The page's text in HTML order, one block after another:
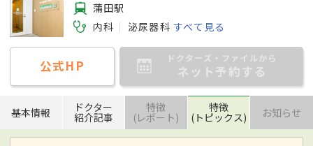
蒲田駅
内科
泌尿器科 すべて見る
公式HP ドクターズ・ファイルから
ネット予約する
基本情報 ドクター
紹介記事
特徴
(レポート)
特徴
(トピックス) お知らせ